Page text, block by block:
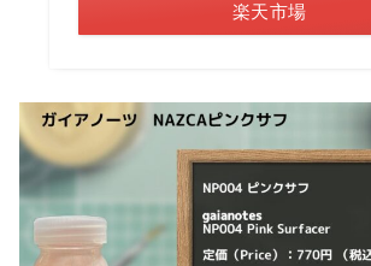
楽天市場